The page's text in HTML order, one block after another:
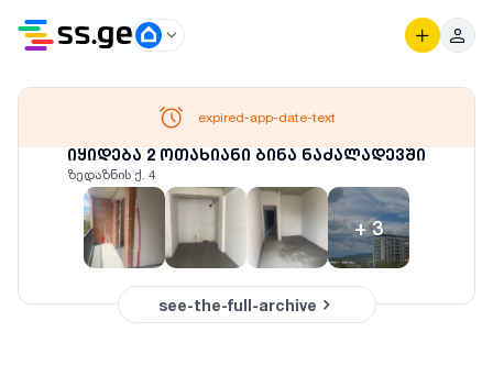
იყიდება 2 ოთახიანი ბინა ნაძალადევში
ზედაზნის ქ. 4
+3
expired-app-date-text
see-the-full-archive